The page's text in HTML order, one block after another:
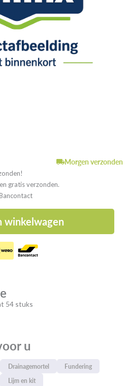
Morgen verzonden
gratis verzonden.
winkelwagen
54 stuks
u
Drainagemortel
Fundering
Lijm en kit